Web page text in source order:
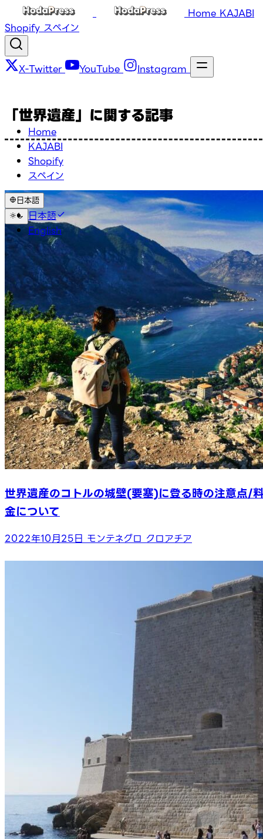
Home KAJABI
Shopify スペイン
X-Twitter YouTube Instagram
Home
KAJABI
Shopify
スペイン
日本語
日本語
English
「世界遺産」に関する記事
世界遺産のコトルの城壁(要塞)に登る時の注意点/
金について
2022年10月25日 モンテネグロ クロアチア